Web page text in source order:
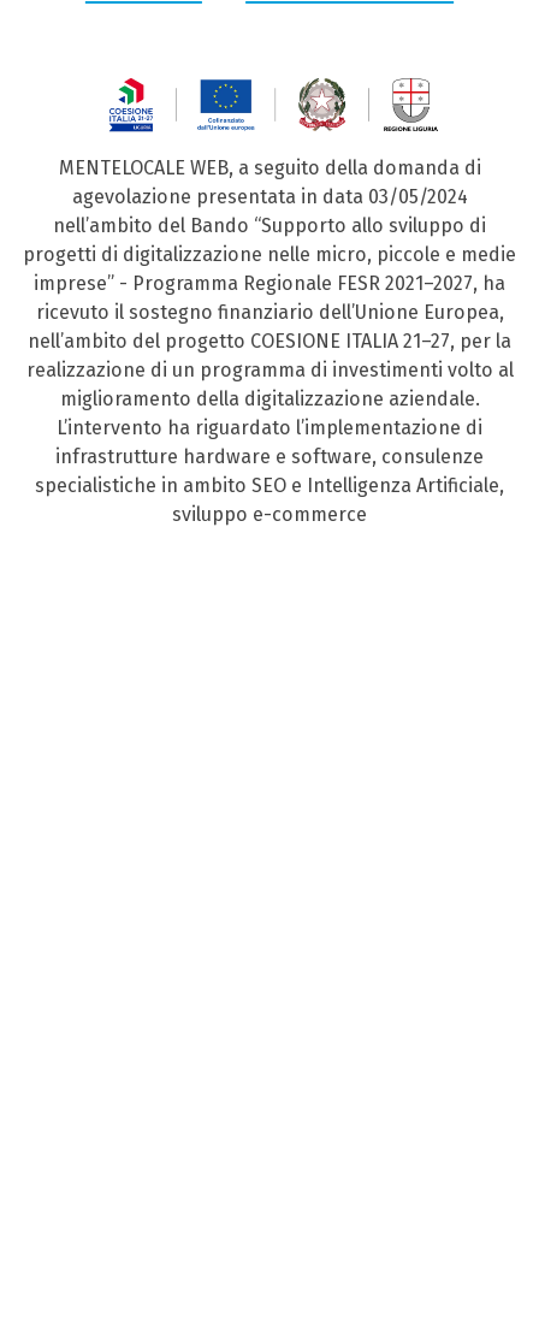
MENTELOCALE WEB, a seguito della domanda di
agevolazione presentata in data 03/05/2024
nell’ambito del Bando “Supporto allo sviluppo di
progetti di digitalizzazione nelle micro, piccole e medie
imprese” - Programma Regionale FESR 2021–2027, ha
ricevuto il sostegno finanziario dell’Unione Europea,
nell’ambito del progetto COESIONE ITALIA 21–27, per la
realizzazione di un programma di investimenti volto al
miglioramento della digitalizzazione aziendale.
L’intervento ha riguardato l’implementazione di
infrastrutture hardware e software, consulenze
specialistiche in ambito SEO e Intelligenza Artificiale,
sviluppo e-commerce